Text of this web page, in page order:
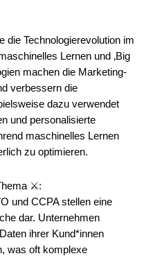
die Technologierevolution im
Lernen und ‚Big
machen die Marketing-
verbessern die
dazu verwendet
und personalisierte
maschinelles Lernen
zu optimieren.
⚔️:
und CCPA stellen eine
dar. Unternehmen
ihrer Kund*innen
was oft komplexe